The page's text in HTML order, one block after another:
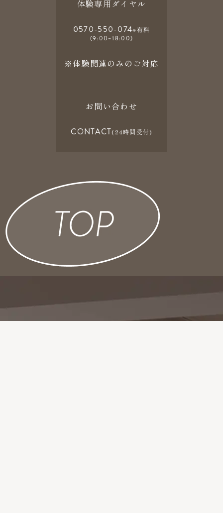
体験専用ダイヤル
0570-550-074※有料
(9:00~18:00)
※体験関連のみのご対応
お問い合わせ
CONTACT(24時間受付)